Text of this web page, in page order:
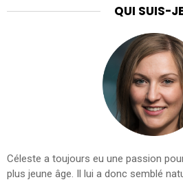
QUI SUIS-
Céleste a toujours eu une passion
plus jeune âge. Il lui a donc semblé